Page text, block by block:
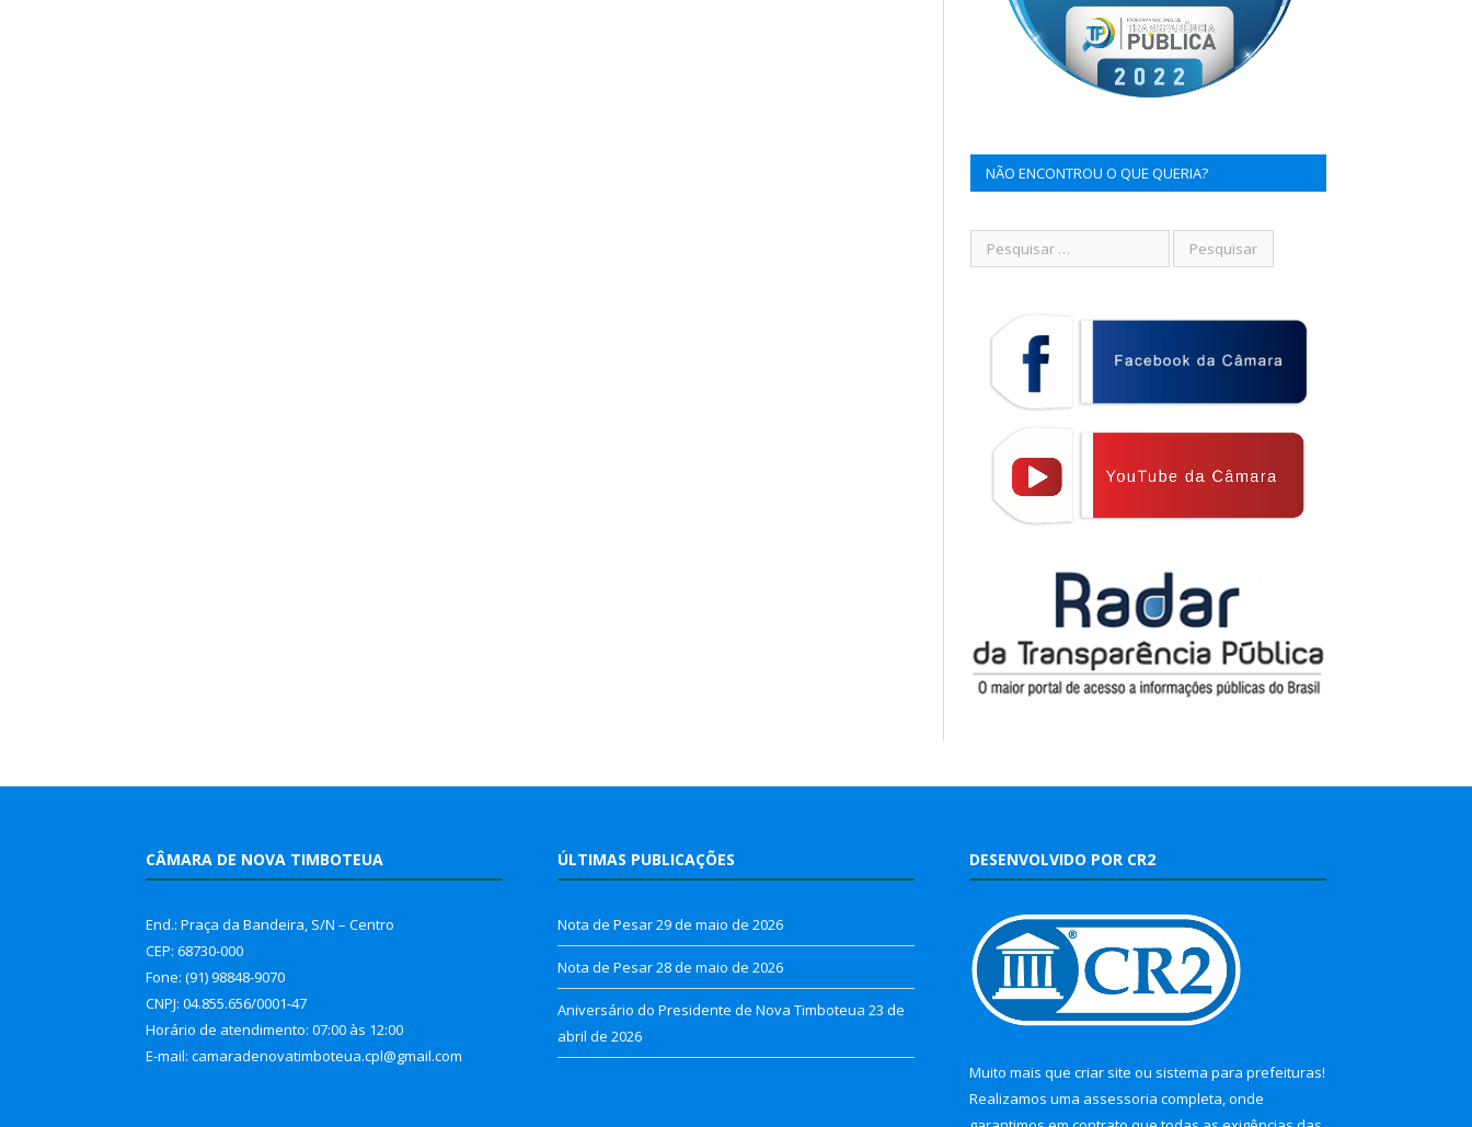
NÃO ENCONTROU O QUE QUERIA?
CÂMARA DE NOVA TIMBOTEUA
End.: Praça da Bandeira, S/N – Centro
CEP: 68730-000
Fone: (91) 98848-9070
CNPJ: 04.855.656/0001-47
Horário de atendimento: 07:00 às 12:00
E-mail: camaradenovatimboteua.cpl@gmail.com
ÚLTIMAS PUBLICAÇÕES
Nota de Pesar29 de maio de 2026
Nota de Pesar28 de maio de 2026
Aniversário do Presidente de Nova Timboteua 23 de
abril de 2026
DESENVOLVIDO POR CR2
Muito mais que criar site ou sistema para prefeituras!
Realizamos uma assessoria completa, onde